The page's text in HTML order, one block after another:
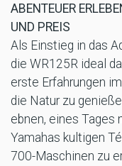
ABENTEUER
UND PREIS
Als Einstieg in das
die WR125R ideal
erste Erfahrungen
die Natur zu
ebnen, eines Tages
Yamahas kultigen
700-Maschinen zu